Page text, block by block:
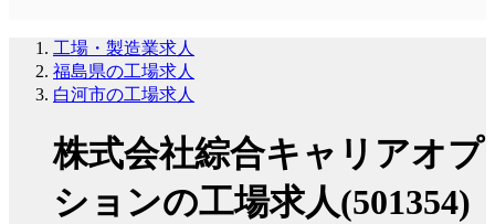
工場・製造業求人
福島県の工場求人
白河市の工場求人
株式会社綜合キャリアオプ
ションの工場求人(501354)